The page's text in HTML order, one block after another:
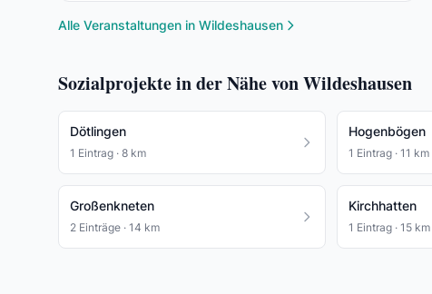
Alle Veranstaltungen in Wildeshausen
Sozialprojekte in der Nähe von Wildeshausen
Dötlingen
1 Eintrag · 8 km
Hogenbögen
1 Eintrag · 11 km
Großenkneten
2 Einträge · 14 km
Kirchhatten
1 Eintrag · 15 km